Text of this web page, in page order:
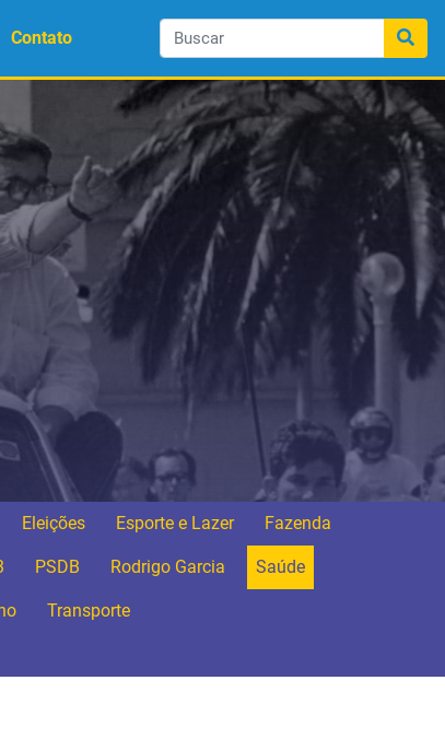
Contato
Eleições Esporte e Lazer Fazenda
PSDB Rodrigo Garcia Saúde
Transporte